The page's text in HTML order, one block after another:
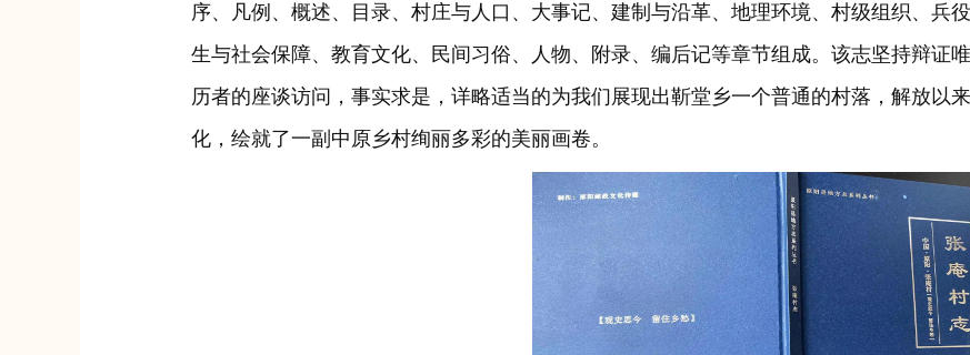
序、凡例、概述、目录、村庄与人口、大事记、建制与沿革、地理环境、村级组织、兵
生与社会保障、教育文化、民间习俗、人物、附录、编后记等章节组成。该志坚持辩证
历者的座谈访问，事实求是，详略适当的为我们展现出靳堂乡一个普通的村落，解放以
化，绘就了一副中原乡村绚丽多彩的美丽画卷。